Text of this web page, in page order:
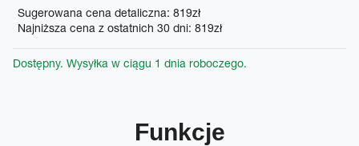
Promotions
Sugerowana cena detaliczna: 819zł
Najniższa cena z ostatnich 30 dni: 819zł
Dostępny. Wysyłka w ciągu 1 dnia roboczego.
Funkcje